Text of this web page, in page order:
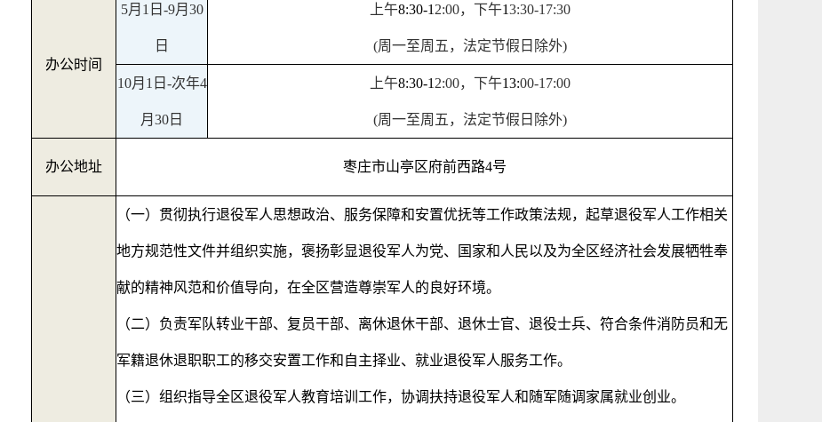
办公时间
5月 1 日 -9月 30
日
上午8:30-1 2:00，下午13:30-1 7:30
(周一至周五，法定节假日除外)
10月 1 日 -次年4
月 30 日
上午8:30-1 2:00，下午13:00-17:00
(周一至周五，法定节假日除外)
办公地址 枣庄市山亭区府前西路4号
（一）贯彻执行退役军人思想政治、服务保障和安置优抚等工作政策法规，起草退役军人工作相关
地方规范性文件并组织实施，褒扬彰显退役军人为党、国家和人民以及为全区经济社会发展牺牲奉
献的精神风范和价值导向，在全区营造尊崇军人的良好环境。
（二）负责军队转业干部、复员干部、离休退休干部、退休士官、退役士兵、符合条件消防员和无
军籍退休退职职工的移交安置工作和自主择业、就业退役军人服务工作。
（三）组织指导全区退役军人教育培训工作，协调扶持退役军人和随军随调家属就业创业。